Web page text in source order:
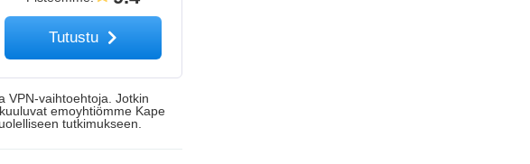
Tutustu
VPN-vaihtoehtoja. Jotkin
emoyhtiömme Kape
tutkimukseen.